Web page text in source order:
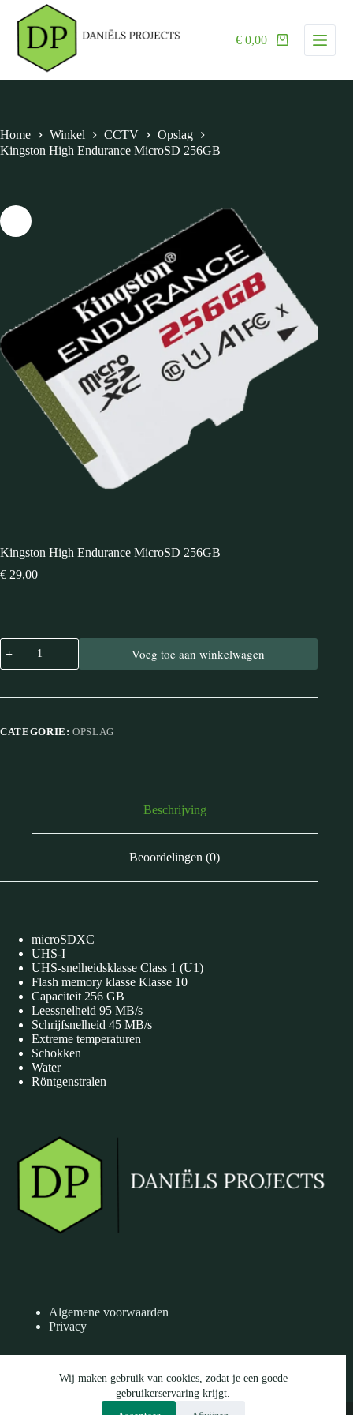
G
a
n
h
Wij maken gebruik van cookies, zodat je een goede
gebruikerservaring krijgt.
€ 0,00
Home Winkel CCTV
Opslag
Kingston High Endurance MicroSD 256GB
Kingston High Endurance MicroSD 256GB
€ 29,00
Voeg toe aan winkelwagen
CATEGORIE:OPSLAG
Beschrijving
Beoordelingen (0)
microSDXC
UHS-I
UHS-snelheidsklasse Class 1 (U1)
Flash memory klasse Klasse 10
Capaciteit 256 GB
Leessnelheid 95 MB/s
Schrijfsnelheid 45 MB/s
Extreme temperaturen
Schokken
Water
Röntgenstralen
Algemene voorwaarden
Privacy
Facebook